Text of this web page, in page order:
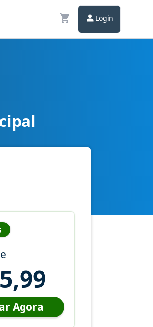
Login
Agora